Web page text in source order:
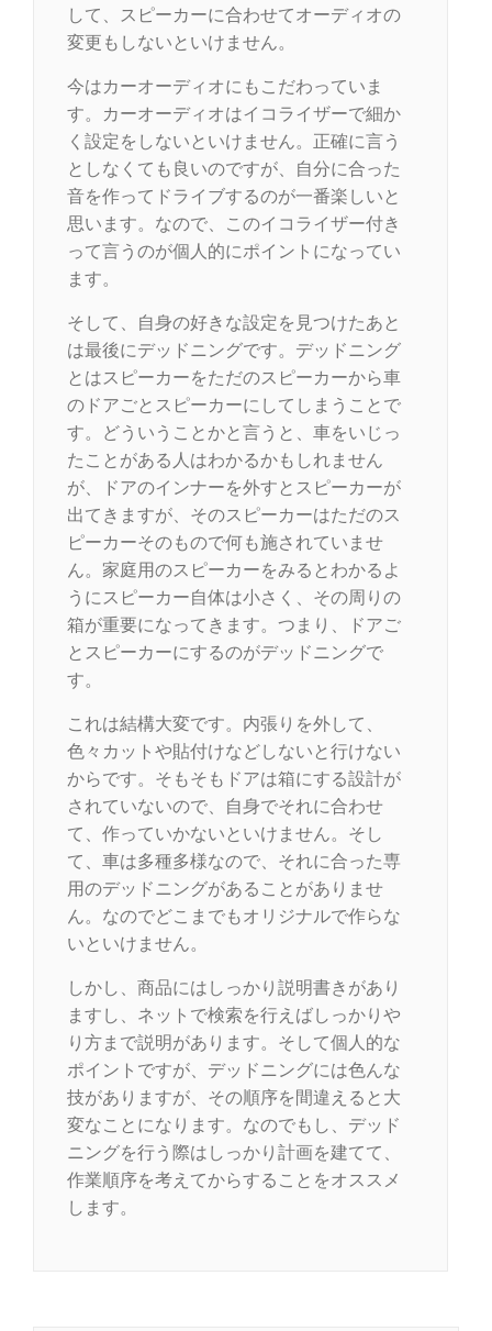
して、スピーカーに合わせてオーディオの
変更もしないといけません。
今はカーオーディオにもこだわっていま
す。カーオーディオはイコライザーで細か
く設定をしないといけません。正確に言う
としなくても良いのですが、自分に合った
音を作ってドライブするのが一番楽しいと
思います。なので、このイコライザー付き
って言うのが個人的にポイントになってい
ます。
そして、自身の好きな設定を見つけたあと
は最後にデッドニングです。デッドニング
とはスピーカーをただのスピーカーから車
のドアごとスピーカーにしてしまうことで
す。どういうことかと言うと、車をいじっ
たことがある人はわかるかもしれません
が、ドアのインナーを外すとスピーカーが
出てきますが、そのスピーカーはただのス
ピーカーそのもので何も施されていませ
ん。家庭用のスピーカーをみるとわかるよ
うにスピーカー自体は小さく、その周りの
箱が重要になってきます。つまり、ドアご
とスピーカーにするのがデッドニングで
す。
これは結構大変です。内張りを外して、
色々カットや貼付けなどしないと行けない
からです。そもそもドアは箱にする設計が
されていないので、自身でそれに合わせ
て、作っていかないといけません。そし
て、車は多種多様なので、それに合った専
用のデッドニングがあることがありませ
ん。なのでどこまでもオリジナルで作らな
いといけません。
しかし、商品にはしっかり説明書きがあり
ますし、ネットで検索を行えばしっかりや
り方まで説明があります。そして個人的な
ポイントですが、デッドニングには色んな
技がありますが、その順序を間違えると大
変なことになります。なのでもし、デッド
ニングを行う際はしっかり計画を建てて、
作業順序を考えてからすることをオススメ
します。